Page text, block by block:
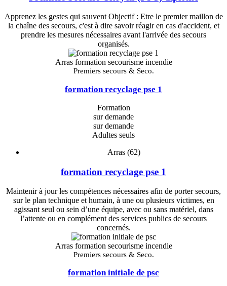
Apprenez les gestes qui sauvent Objectif : Etre le premier maillon de
la chaîne des secours, c'est à dire savoir réagir en cas d'accident, et
prendre les mesures nécessaires avant l'arrivée des secours
organisés.
Arras formation secourisme incendie
Premiers secours & Seco.
formation recyclage pse 1
Formation
sur demande
sur demande
Adultes seuls
Arras (62)
formation recyclage pse 1
Maintenir à jour les compétences nécessaires afin de porter secours,
sur le plan technique et humain, à une ou plusieurs victimes, en
agissant seul ou sein d’une équipe, avec ou sans matériel, dans
l’attente ou en complément des services publics de secours
concernés.
Arras formation secourisme incendie
Premiers secours & Seco.
formation initiale de psc